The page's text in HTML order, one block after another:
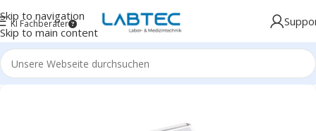
Skip to navigation
Skip to main content
KI Fachberater